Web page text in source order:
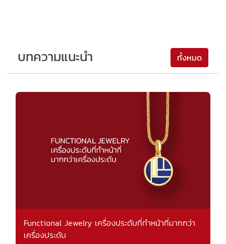
บทความแนะนำ ทั้งหมด
Functional Jewelry เครื่องประดับที่ทำหน้าที่มากกว่า
เครื่องประดับ